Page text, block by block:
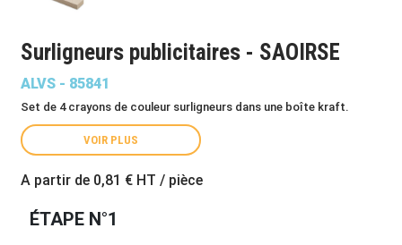
Surligneurs publicitaires - SAOIRSE
ALVS - 85841
Set de 4 crayons de couleur surligneurs dans une boîte kraft.
VOIR PLUS
A partir de 0,81 € HT / pièce
ÉTAPE N°1